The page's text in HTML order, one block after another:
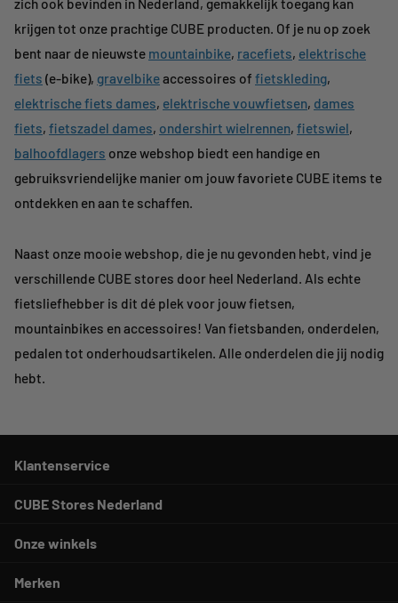
zich ook bevinden in Nederland, gemakkelijk toegang kan
krijgen tot onze prachtige CUBE producten. Of je nu op zoek
bent naar de nieuwste mountainbike, racefiets, elektrische
fiets (e-bike), gravelbikeaccessoires of fietskleding,
elektrische fiets dames, elektrische vouwfietsen, dames
fiets, fietszadel dames, ondershirt wielrennen, fietswiel,
balhoofdlagers onze webshop biedt een handige en
gebruiksvriendelijke manier om jouw favoriete CUBE items te
ontdekken en aan te schaffen.
Naast onze mooie webshop, die je nu gevonden hebt, vind je
verschillende CUBE stores door heel Nederland. Als echte
fietsliefhebber is dit dé plek voor jouw fietsen,
mountainbikes en accessoires! Van fietsbanden, onderdelen,
pedalen tot onderhoudsartikelen. Alle onderdelen die jij nodig
hebt.
Klantenservice
CUBE Stores Nederland
Onze winkels
Merken